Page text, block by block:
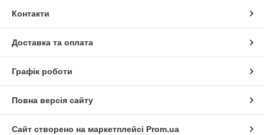
Контакти
Доставка та оплата
Графік роботи
Повна версія сайту
Сайт створено на маркетплейсі Prom.ua